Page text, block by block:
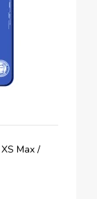
Max /